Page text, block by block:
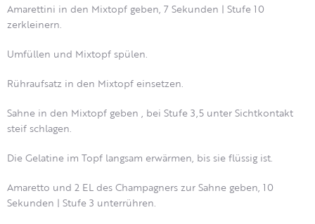
Amarettini in den Mixtopf geben, 7 Sekunden | Stufe 10
zerkleinern.
Umfüllen und Mixtopf spülen.
Rühraufsatz in den Mixtopf einsetzen.
Sahne in den Mixtopf geben , bei Stufe 3,5 unter Sichtkontakt
steif schlagen.
Die Gelatine im Topf langsam erwärmen, bis sie flüssig ist.
Amaretto und 2 EL des Champagners zur Sahne geben, 10
Sekunden | Stufe 3 unterrühren.